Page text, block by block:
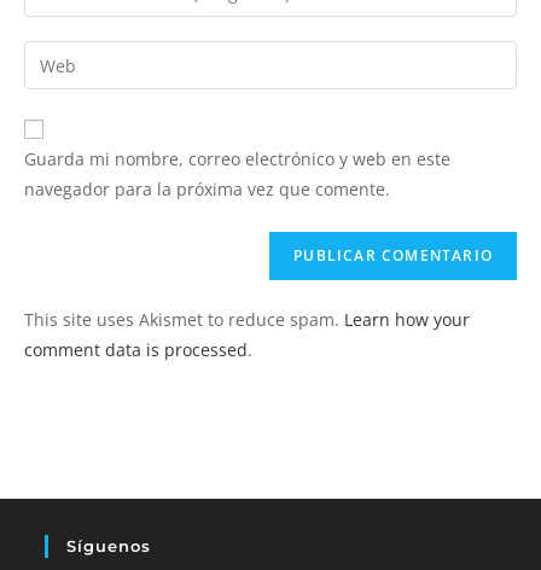
de
usuario
para
comentar
tu
dirección
de
electrónico
para
comentar
Introduce
la
URL
de
Guarda mi nombre, correo electrónico y web en este
navegador para la próxima vez que comente.
This site uses Akismet to reduce spam. Learn how your
comment data is processed.
Síguenos